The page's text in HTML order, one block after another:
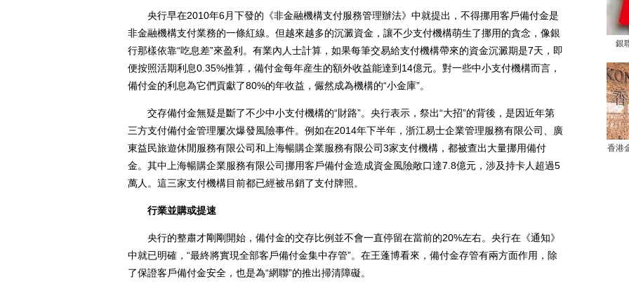
央行早在2010年6月下發的《非金融機構支付服務管理辦法》中就提出，不得挪用客戶備付金是
非金融機構支付業務的一條紅線。但越來越多的沉澱資金，讓不少支付機構萌生了挪用的貪念，像銀
行那樣依靠“吃息差”來盈利。有業內人士計算，如果每筆交易給支付機構帶來的資金沉澱期是7天，即
便按照活期利息0.35%推算，備付金每年産生的額外收益能達到14億元。對一些中小支付機構而言，
備付金的利息為它們貢獻了80%的年收益，儼然成為機構的“小金庫”。
交存備付金無疑是斷了不少中小支付機構的“財路”。央行表示，祭出“大招”的背後，是因近年第
三方支付備付金管理屢次爆發風險事件。例如在2014年下半年，浙江易士企業管理服務有限公司、廣
東益民旅遊休閒服務有限公司和上海暢購企業服務有限公司3家支付機構，都被查出大量挪用備付
金。其中上海暢購企業服務有限公司挪用客戶備付金造成資金風險敞口達7.8億元，涉及持卡人超過5
萬人。這三家支付機構目前都已經被吊銷了支付牌照。
行業並購或提速
央行的整肅才剛剛開始，備付金的交存比例並不會一直停留在當前的20%左右。央行在《通知》
中就已明確，“最終將實現全部客戶備付金集中存管”。在王蓬博看來，備付金存管有兩方面作用，除
了保證客戶備付金安全，也是為“網聯”的推出掃清障礙。
銀
香港